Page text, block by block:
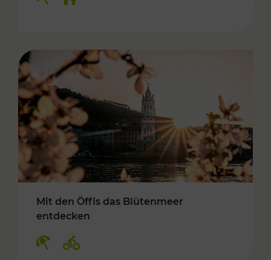
Mit den Öffis das Blütenmeer
entdecken